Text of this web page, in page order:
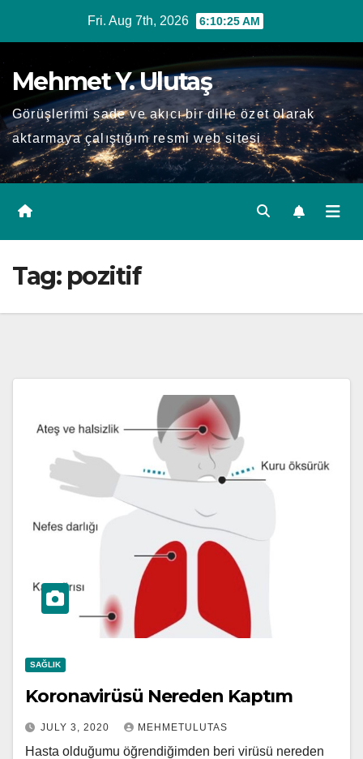
content
Fri. Aug 7th, 2026 6:10:26 AM
Mehmet Y. Ulutaş
Görüşlerimi sade ve akıcı bir dille özet olarak
aktarmaya çalıştığım resmi web sitesi
Tag: pozitif
SAĞLIK
Koronavirüsü Nereden Kaptım
JULY 3, 2020 MEHMETULUTAS
Hasta olduğumu öğrendiğimden beri virüsü nereden